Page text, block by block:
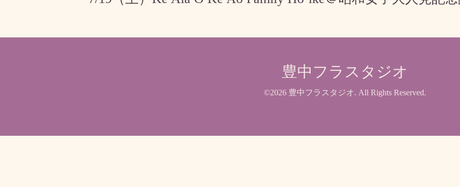
豊中フラスタジオ
©2026 豊中フラスタジオ. All Rights Reserved.